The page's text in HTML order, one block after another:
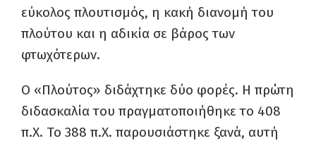
εύκολος πλουτισμός, η κακή διανομή του
πλούτου και η αδικία σε βάρος των
φτωχότερων.
Ο «Πλούτος» διδάχτηκε δύο φορές. Η πρώτη
διδασκαλία του πραγματοποιήθηκε το 408
π.Χ. Το 388 π.Χ. παρουσιάστηκε ξανά, αυτή